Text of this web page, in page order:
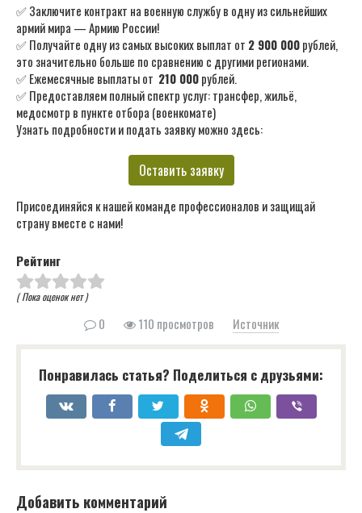
✅ Заключите контракт на военную службу в одну из сильнейших
армий мира — Армию России!
✅ Получайте одну из самых высоких выплат от 2 900 000рублей,
это значительно больше по сравнению с другими регионами.
✅ Ежемесячные выплаты от 210 000рублей.
✅ Предоставляем полный спектр услуг: трансфер, жильё,
медосмотр в пункте отбора (военкомате)
Узнать подробности и подать заявку можно здесь:
Оставить заявку
Присоединяйся к нашей команде профессионалов и защищай
страну вместе с нами!
Рейтинг
( Пока оценок нет )
0 110 просмотров Источник
Понравилась статья? Поделиться с друзьями:
Добавить комментарий